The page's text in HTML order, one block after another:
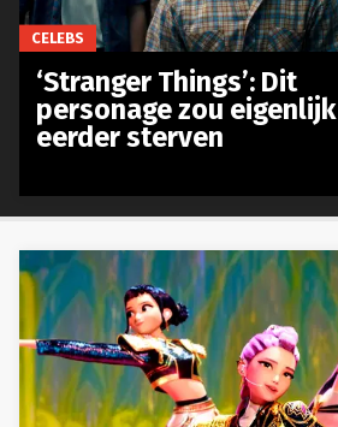
CELEBS
‘Stranger Things’: Dit
personage zou eigenlijk
eerder sterven